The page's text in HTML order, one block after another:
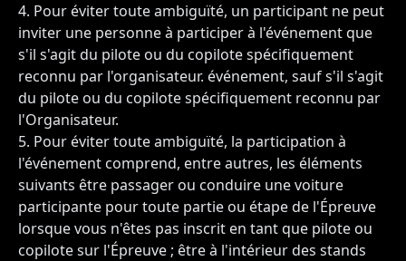
Pour éviter toute ambiguïté, un participant ne peut
inviter une personne à participer à l'événement que
s'il s'agit du pilote ou du copilote spécifiquement
reconnu par l'organisateur. événement, sauf s'il s'agit
du pilote ou du copilote spécifiquement reconnu par
l'Organisateur.
Pour éviter toute ambiguïté, la participation à
l'événement comprend, entre autres, les éléments
suivants être passager ou conduire une voiture
participante pour toute partie ou étape de l'Épreuve
lorsque vous n'êtes pas inscrit en tant que pilote ou
copilote sur l'Épreuve ; être à l'intérieur des stands